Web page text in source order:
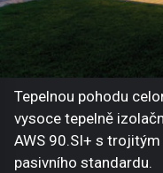
Tepelnou pohodu
vysoce tepelně
AWS 90.SI+ s
pasivního standardu.